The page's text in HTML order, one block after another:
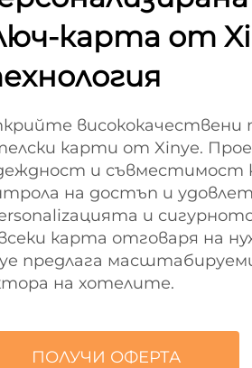
карта от
висококачествени
карти от Xinye.
и съвместимост
на достъп и
и
карта отговаря на
предлага
на хотелите.
ПОЛУЧИ ОФЕРТА